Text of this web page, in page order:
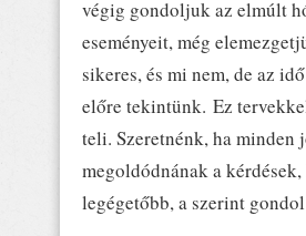
végig gondoljuk az elmúlt
eseményeit, még
sikeres, és mi nem, de az
előre tekintünk. Ez
teli. Szeretnénk, ha minden
megoldódnának a
legégetőbb, a szerint